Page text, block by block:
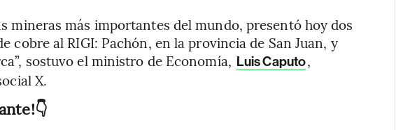
mineras más importantes del mundo, presentó hoy dos
cobre al RIGI: Pachón, en la provincia de San Juan, y
sostuvo el ministro de Economía, Luis Caputo,
X.